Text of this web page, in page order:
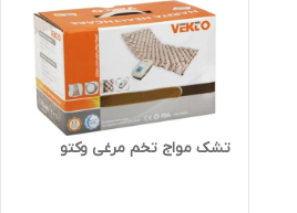
تشک مواج تخم مرغی وکتو